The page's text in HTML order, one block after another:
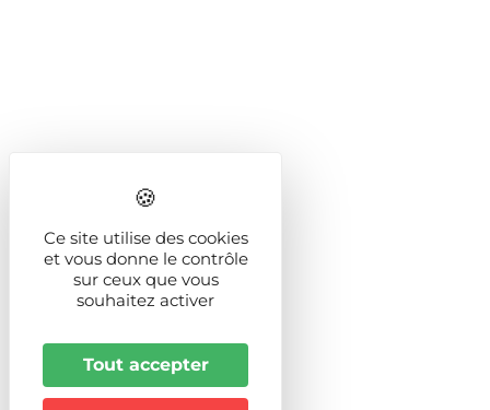
Ce site utilise des cookies
et vous donne le contrôle
sur ceux que vous
souhaitez activer
Tout accepter